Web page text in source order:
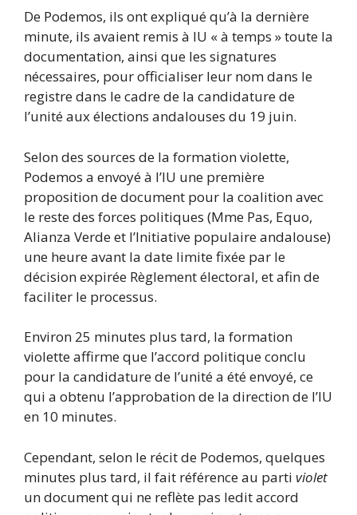
De Podemos, ils ont expliqué qu’à la dernière
minute, ils avaient remis à IU « à temps » toute la
documentation, ainsi que les signatures
nécessaires, pour officialiser leur nom dans le
registre dans le cadre de la candidature de
l’unité aux élections andalouses du 19 juin.
Selon des sources de la formation violette,
Podemos a envoyé à l’IU une première
proposition de document pour la coalition avec
le reste des forces politiques (Mme Pas, Equo,
Alianza Verde et l’Initiative populaire andalouse)
une heure avant la date limite fixée par le
décision expirée Règlement électoral, et afin de
faciliter le processus.
Environ 25 minutes plus tard, la formation
violette affirme que l’accord politique conclu
pour la candidature de l’unité a été envoyé, ce
qui a obtenu l’approbation de la direction de l’IU
en 10 minutes.
Cependant, selon le récit de Podemos, quelques
minutes plus tard, il fait référence au parti violet
un document qui ne reflète pas ledit accord